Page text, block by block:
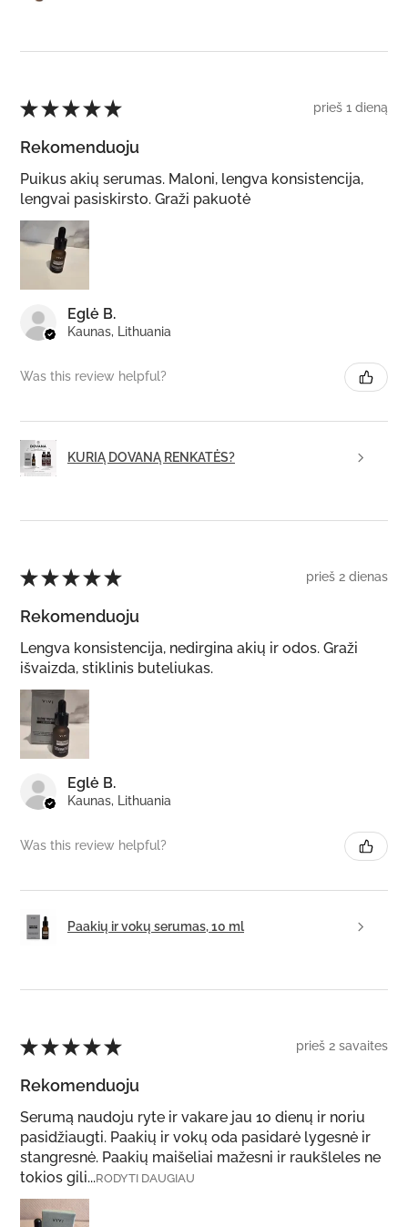
★ ★ ★ ★ ★ prieš 1 dieną
Rekomenduoju
Puikus akių serumas. Maloni, lengva konsistencija,
lengvai pasiskirsto. Graži pakuotė
Eglė B.
Kaunas, Lithuania
Was this review helpful?
KURIĄ DOVANĄ RENKATĖS?
★ ★ ★ ★ ★ prieš 2 dienas
Rekomenduoju
Lengva konsistencija, nedirgina akių ir odos. Graži
išvaizda, stiklinis buteliukas.
Eglė B.
Kaunas, Lithuania
Was this review helpful?
Paakių ir vokų serumas, 10 ml
★ ★ ★ ★ ★ prieš 2 savaites
Rekomenduoju
Serumą naudoju ryte ir vakare jau 10 dienų ir noriu
pasidžiaugti. Paakių ir vokų oda pasidarė lygesnė ir
stangresnė. Paakių maišeliai mažesni ir raukšleles ne
tokios gili...RODYTI DAUGIAU